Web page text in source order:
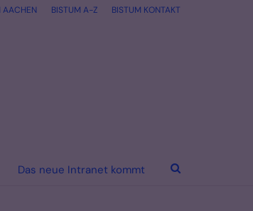
AACHEN BISTUM A-Z BISTUM KONTAKT
Das neue Intranet kommt